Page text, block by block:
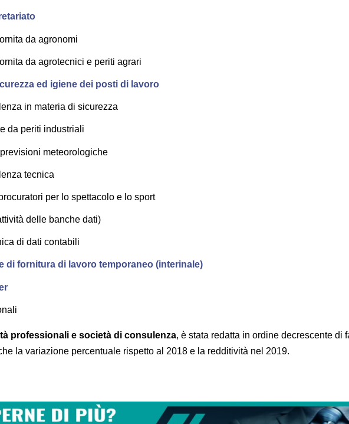
da agronomi
da agrotecnici e periti agrari
ed igiene dei posti di lavoro
in materia di sicurezza
da periti industriali
meteorologiche
tecnica
per lo spettacolo e lo sport
delle banche dati)
di dati contabili
di fornitura di lavoro temporaneo (interinale)
professionali e società di consulenza, è stata redatta in ordine decrescente di
la variazione percentuale rispetto al 2018 e la redditività nel 2019.